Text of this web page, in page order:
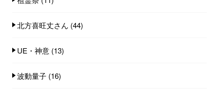
北方喜旺丈さん (44)
UE・神意 (13)
波動量子 (16)